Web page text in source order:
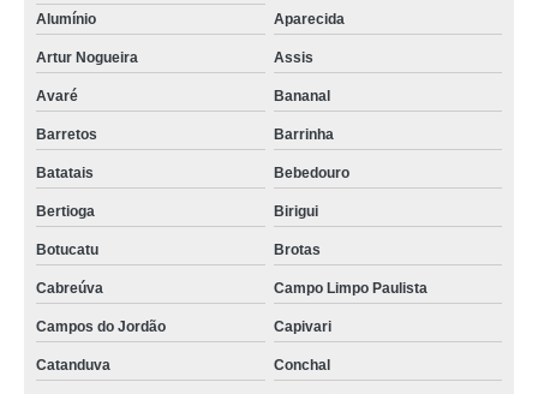
Alumínio
Aparecida
Artur Nogueira Assis
Avaré Bananal
Barretos Barrinha
Batatais Bebedouro
Bertioga Birigui
Botucatu Brotas
Cabreúva Campo Limpo Paulista
Campos do Jordão Capivari
Catanduva Conchal